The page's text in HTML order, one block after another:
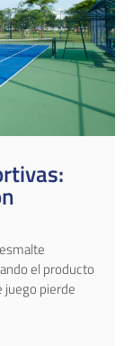
el producto
juego pierde